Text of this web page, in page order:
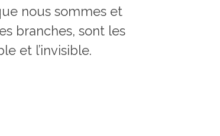
nous sommes et
branches, sont les
et l’invisible.